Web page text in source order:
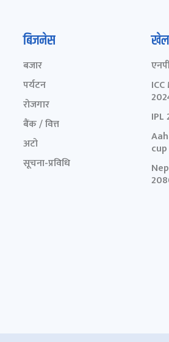
बिजनेस
बजार
पर्यटन
रोजगार
बैंक / वित्त
अटो
सूचना-प्रविधि
IPL
cup